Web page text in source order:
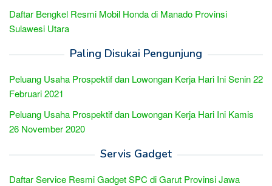
Daftar Bengkel Resmi Mobil Honda di Manado Provinsi
Sulawesi Utara
Paling Disukai Pengunjung
Peluang Usaha Prospektif dan Lowongan Kerja Hari Ini Senin 22
Februari 2021
Peluang Usaha Prospektif dan Lowongan Kerja Hari Ini Kamis
26 November 2020
Servis Gadget
Daftar Service Resmi Gadget SPC di Garut Provinsi Jawa